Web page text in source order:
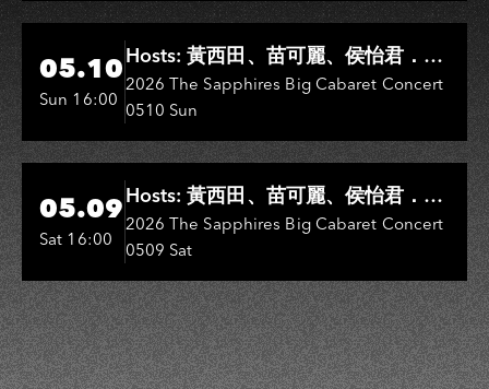
Hi-Ing Music Hall
05.10
Sun 16:00
Hosts: 黃西田、苗可麗、侯怡君．
Entertainers: 葉啟田、鳥來嬤-吳
敏、王彩樺、王瑞霞、吳淑敏、施文
彬、邵大倫、曹雅雯、陳孟賢、黃露
瑤
2026 The Sapphires Big Cabaret Concert
0510 Sun
Hi-Ing Music Hall
05.09
Sat 16:00
Hosts: 黃西田、苗可麗、侯怡君．
Entertainers: 葉啟田、鳥來嬤-吳
敏、張秀卿、王彩樺、吳淑敏、施文
彬、邵大倫、曹雅雯、陳孟賢、黃露
瑤
2026 The Sapphires Big Cabaret Concert
0509 Sat